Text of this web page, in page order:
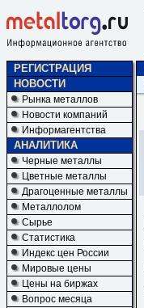
РЕГИСТРАЦИЯ
НОВОСТИ
Рынка металлов
Новости компаний
Информагентства
АНАЛИТИКА
Черные металлы
Цветные металлы
Драгоценные металлы
Металлолом
Сырье
Статистика
Индекс цен России
Мировые цены
Цены на биржах
Вопрос месяца